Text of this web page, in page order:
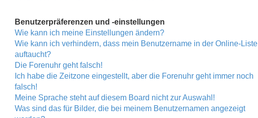
Benutzerpräferenzen und -einstellungen
Wie kann ich meine Einstellungen ändern?
Wie kann ich verhindern, dass mein Benutzername in der Online-Liste
auftaucht?
Die Forenuhr geht falsch!
Ich habe die Zeitzone eingestellt, aber die Forenuhr geht immer noch
falsch!
Meine Sprache steht auf diesem Board nicht zur Auswahl!
Was sind das für Bilder, die bei meinem Benutzernamen angezeigt